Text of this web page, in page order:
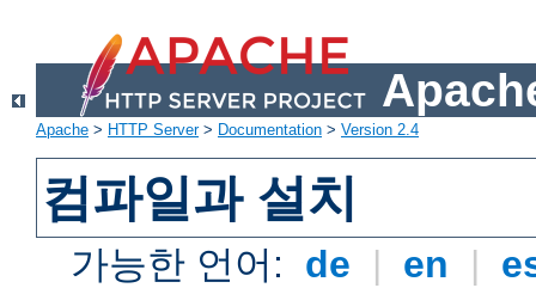
Apache > HTTP Server> Documentation > Version 2.4
컴파일과 설치
가능한 언어: de | en |